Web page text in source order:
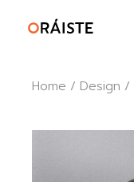
Home Design